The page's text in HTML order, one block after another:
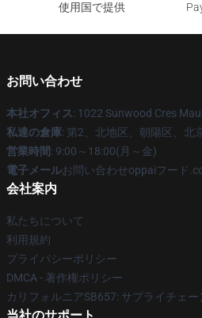
使用国で提供
お問い合わせ
本社オフィス: 1022 Sunwood Cres
私達の倉庫: 第2、北地区、朝陽区、北
営業時間: 9:00～18:00(月～金)
電子メールお問い合わせoppaiフード
会社案内
私たちについて
利用規約
プライバシーポリシー
DMCA - 著作権ポリシー
カリフォルニアSB657: サプライチェ